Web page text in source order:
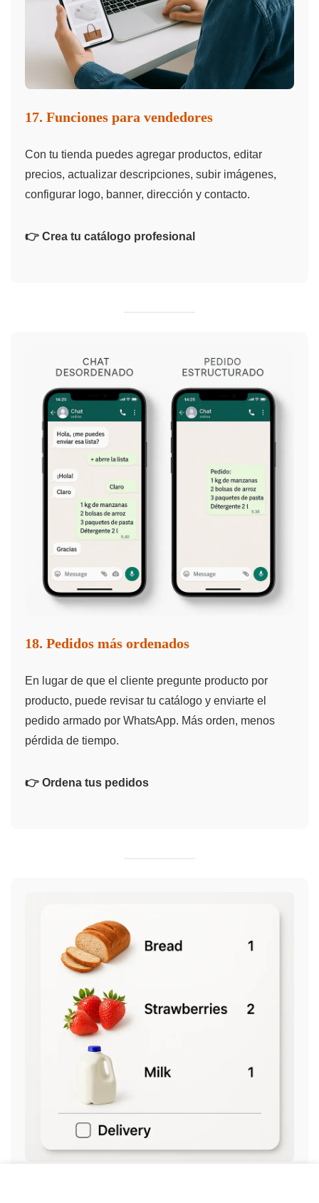
17. Funciones para vendedores
Con tu tienda puedes agregar productos, editar
precios, actualizar descripciones, subir imágenes,
configurar logo, banner, dirección y contacto.
👉 Crea tu catálogo profesional
18. Pedidos más ordenados
En lugar de que el cliente pregunte producto por
producto, puede revisar tu catálogo y enviarte el
pedido armado por WhatsApp. Más orden, menos
pérdida de tiempo.
👉 Ordena tus pedidos